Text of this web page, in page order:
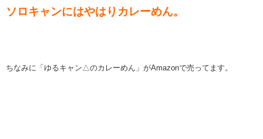
ソロキャンにはやはりカレーめん。
ちなみに「ゆるキャン△のカレーめん」がAmazonで売ってます。